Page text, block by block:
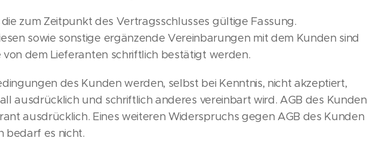
zum Zeitpunkt des Vertragsschlusses gültige Fassung.
sowie sonstige ergänzende Vereinbarungen mit dem Kunden sind
von dem Lieferanten schriftlich bestätigt werden.
des Kunden werden, selbst bei Kenntnis, nicht akzeptiert,
ausdrücklich und schriftlich anderes vereinbart wird. AGB des Kunden
ausdrücklich. Eines weiteren Widerspruchs gegen AGB des Kunden
bedarf es nicht.